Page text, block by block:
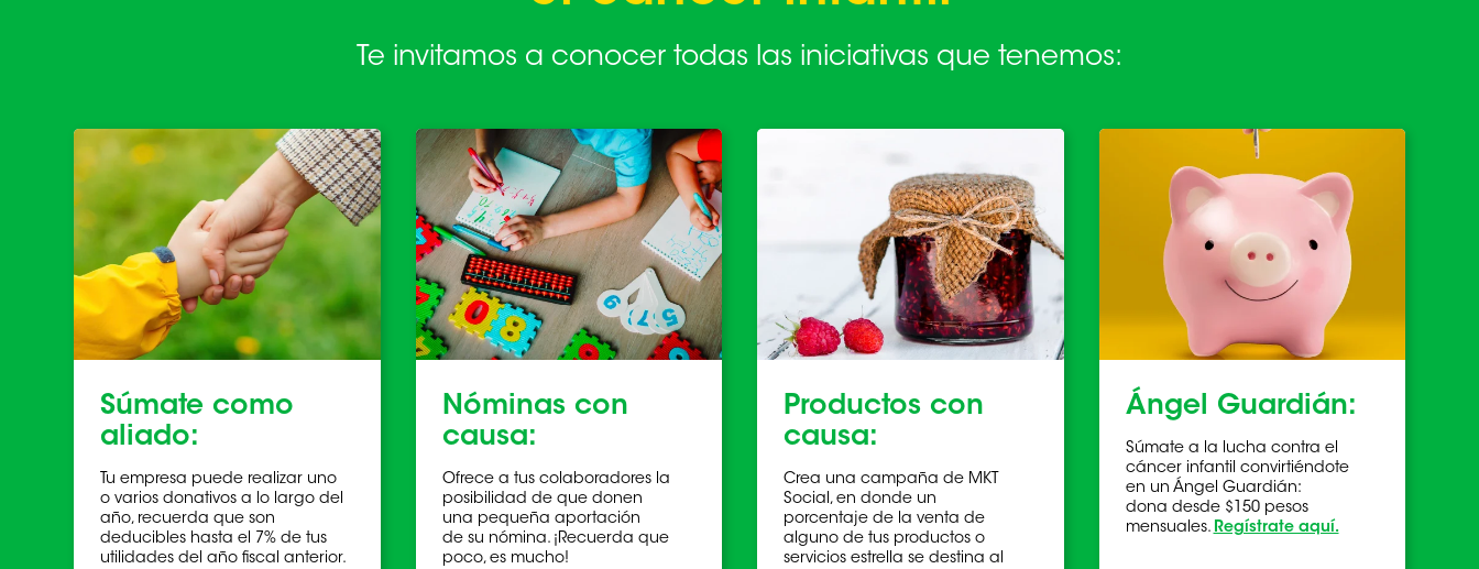
Te invitamos a conocer todas las iniciativas que tenemos:
Súmate como
aliado:
Tu empresa puede realizar uno
o varios donativos a lo largo del
año, recuerda que son
deducibles hasta el 7% de tus
utilidades del año fiscal anterior.
Nóminas con
causa:
Ofrece a tus colaboradores la
posibilidad de que donen
una pequeña aportación
de su nómina. ¡Recuerda que
poco, es mucho!
Productos con
causa:
Crea una campaña de MKT
Social, en donde un
porcentaje de la venta de
alguno de tus productos o
servicios estrella se destina al
Ángel Guardián:
Súmate a la lucha contra el
cáncer infantil convirtiéndote
en un Ángel Guardián:
dona desde $150 pesos
mensuales. Regístrate aquí.